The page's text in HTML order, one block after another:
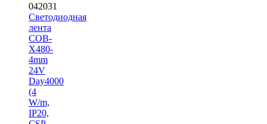
042031
Светодиодная
лента
COB-
X480-
4mm
24V
Day4000
(4
W/m,
IP20,